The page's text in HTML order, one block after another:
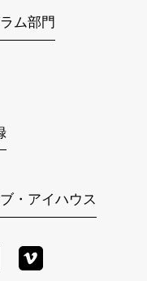
ム部門
・アイハウス